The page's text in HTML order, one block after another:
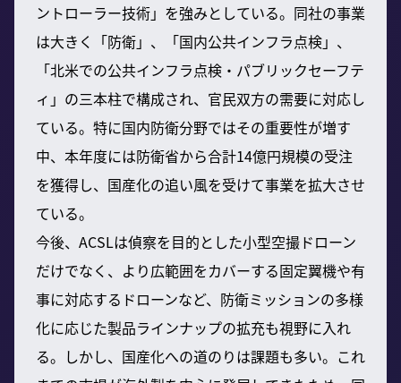
ントローラー技術」を強みとしている。同社の事業
は大きく「防衛」、「国内公共インフラ点検」、
「北米での公共インフラ点検・パブリックセーフテ
ィ」の三本柱で構成され、官民双方の需要に対応し
ている。特に国内防衛分野ではその重要性が増す
中、本年度には防衛省から合計14億円規模の受注
を獲得し、国産化の追い風を受けて事業を拡大させ
ている。
今後、ACSLは偵察を目的とした小型空撮ドローン
だけでなく、より広範囲をカバーする固定翼機や有
事に対応するドローンなど、防衛ミッションの多様
化に応じた製品ラインナップの拡充も視野に入れ
る。しかし、国産化への道のりは課題も多い。これ